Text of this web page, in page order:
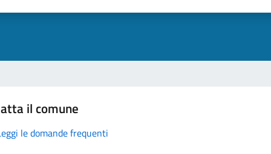
il comune
le domande frequenti